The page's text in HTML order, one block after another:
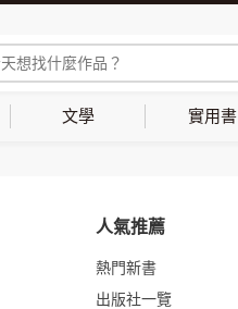
文學 實用書
人氣推薦
熱門新書
出版社一覽